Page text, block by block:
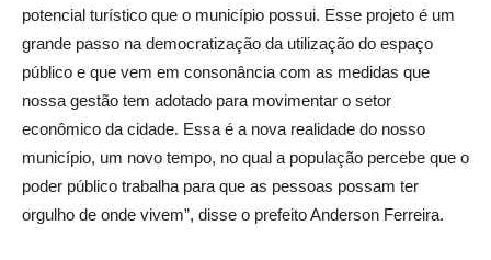
potencial turístico que o município possui. Esse projeto é um
grande passo na democratização da utilização do espaço
público e que vem em consonância com as medidas que
nossa gestão tem adotado para movimentar o setor
econômico da cidade. Essa é a nova realidade do nosso
município, um novo tempo, no qual a população percebe que o
poder público trabalha para que as pessoas possam ter
orgulho de onde vivem”, disse o prefeito Anderson Ferreira.